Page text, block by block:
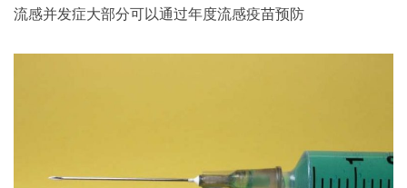
流感并发症大部分可以通过年度流感疫苗预防